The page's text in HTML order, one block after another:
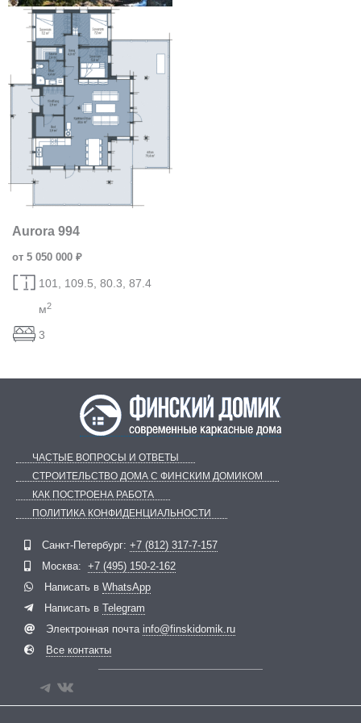
Aurora 994
от 5 050 000 ₽
101, 109.5, 80.3, 87.4
м2
3
ЧАСТЫЕ ВОПРОСЫ И ОТВЕТЫ
СТРОИТЕЛЬСТВО ДОМА С ФИНСКИМ ДОМИКОМ
КАК ПОСТРОЕНА РАБОТА
ПОЛИТИКА КОНФИДЕНЦИАЛЬНОСТИ
Санкт-Петербург: +7 (812) 317-7-157
Москва: +7 (495) 150-2-162
Написать в WhatsApp
Написать в Telegram
Электронная почта info@finskidomik.ru
Все контакты